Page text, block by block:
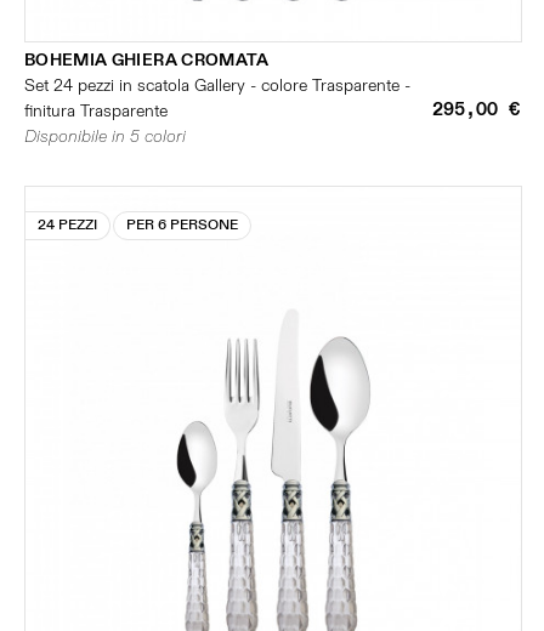
BOHEMIA GHIERA CROMATA
Set 24 pezzi in scatola Gallery - colore Trasparente -
finitura Trasparente
295,00 €
Disponibile in 5 colori
24 PEZZI PER 6 PERSONE